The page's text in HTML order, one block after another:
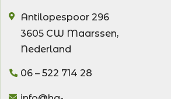
Antilopespoor 296
3605 CW Maarssen,
Nederland
06 – 522 714 28